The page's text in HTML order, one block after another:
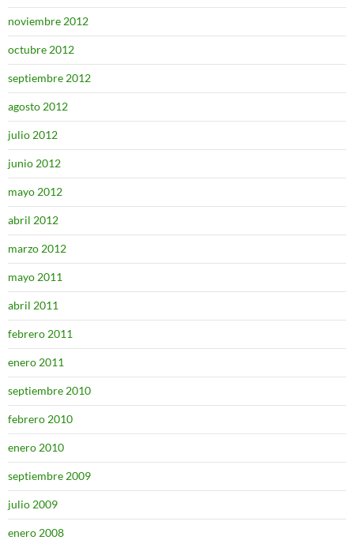
noviembre 2012
octubre 2012
septiembre 2012
agosto 2012
julio 2012
junio 2012
mayo 2012
abril 2012
marzo 2012
mayo 2011
abril 2011
febrero 2011
enero 2011
septiembre 2010
febrero 2010
enero 2010
septiembre 2009
julio 2009
enero 2008